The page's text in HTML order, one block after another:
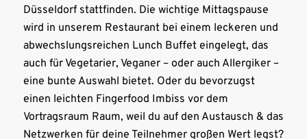
Düsseldorf stattfinden. Die wichtige Mittagspause
wird in unserem Restaurant bei einem leckeren und
abwechslungsreichen Lunch Buffet eingelegt, das
auch für Vegetarier, Veganer – oder auch Allergiker –
eine bunte Auswahl bietet. Oder du bevorzugst
einen leichten Fingerfood Imbiss vor dem
Vortragsraum Raum, weil du auf den Austausch & das
Netzwerken für deine Teilnehmer großen Wert legst?